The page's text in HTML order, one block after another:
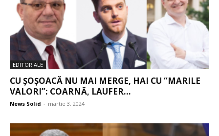
EDITORIALE
CU ȘOȘOACĂ NU MAI MERGE, HAI CU “MARILE
VALORI”: COARNĂ, LAUFER...
News Solid - martie 3, 2024